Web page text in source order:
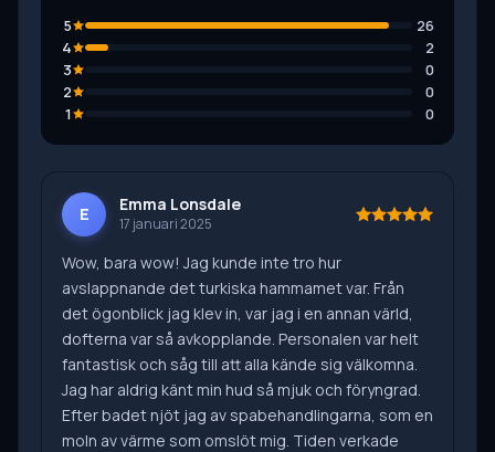
5
26
4
2
3
0
2
0
1
0
E Emma Lonsdale
17 januari 2025
Wow, bara wow! Jag kunde inte tro hur
avslappnande det turkiska hammamet var. Från
det ögonblick jag klev in, var jag i en annan värld,
dofterna var så avkopplande. Personalen var helt
fantastisk och såg till att alla kände sig välkomna.
Jag har aldrig känt min hud så mjuk och föryngrad.
Efter badet njöt jag av spabehandlingarna, som en
moln av värme som omslöt mig. Tiden verkade